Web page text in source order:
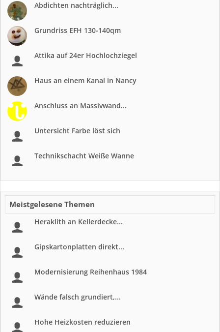
Abdichten nachträglich...
Grundriss EFH 130-140qm
Attika auf 24er Hochlochziegel
Haus an einem Kanal in Nancy
Anschluss an Massivwand...
Untersicht Farbe löst sich
Technikschacht Weiße Wanne
Meistgelesene Themen
Heraklith an Kellerdecke...
Gipskartonplatten direkt...
Modernisierung Reihenhaus 1984
Wände falsch grundiert,...
Hohe Heizkosten reduzieren